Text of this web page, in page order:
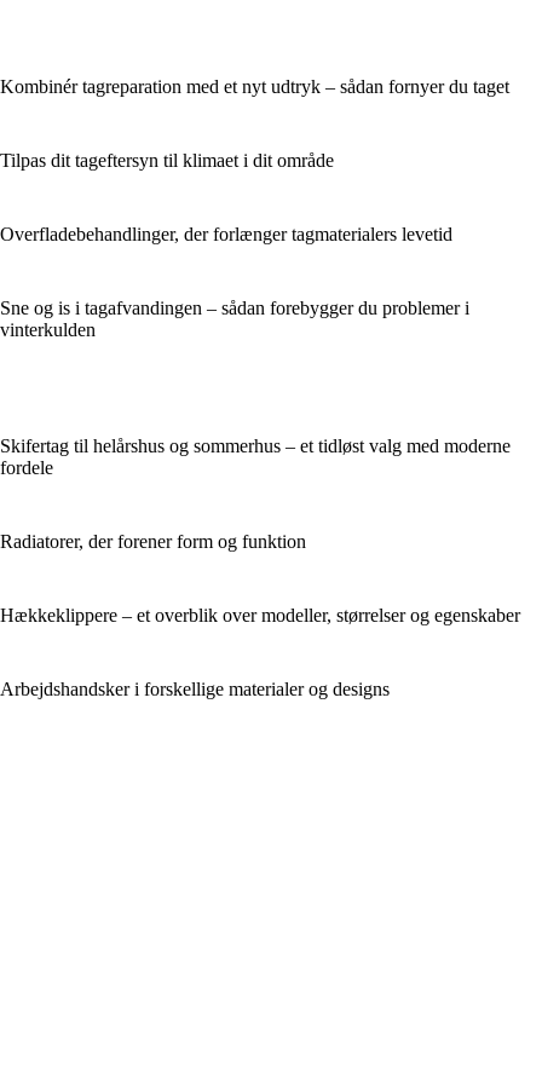
Kombinér tagreparation med et nyt udtryk – sådan fornyer du taget
Tilpas dit tageftersyn til klimaet i dit område
Overfladebehandlinger, der forlænger tagmaterialers levetid
Sne og is i tagafvandingen – sådan forebygger du problemer i
vinterkulden
Skifertag til helårshus og sommerhus – et tidløst valg med moderne
fordele
Radiatorer, der forener form og funktion
Hækkeklippere – et overblik over modeller, størrelser og egenskaber
Arbejdshandsker i forskellige materialer og designs